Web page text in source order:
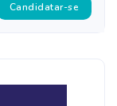
Candidatar-se